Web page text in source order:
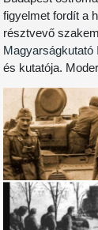
figyelmet fordít a
résztvevő
Magyarságkutató
és kutatója.